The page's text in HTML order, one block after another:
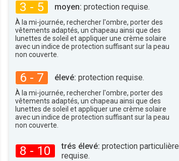
3 - 5 moyen: protection requise.
À la mi-journée, rechercher l'ombre, porter des
vêtements adaptés, un chapeau ainsi que des
lunettes de soleil et appliquer une crème solaire
avec un indice de protection suffisant sur la peau
non couverte.
6 - 7 élevé: protection requise.
À la mi-journée, rechercher l'ombre, porter des
vêtements adaptés, un chapeau ainsi que des
lunettes de soleil et appliquer une crème solaire
avec un indice de protection suffisant sur la peau
non couverte.
8 - 10 trés élevé: protection particulière
requise.